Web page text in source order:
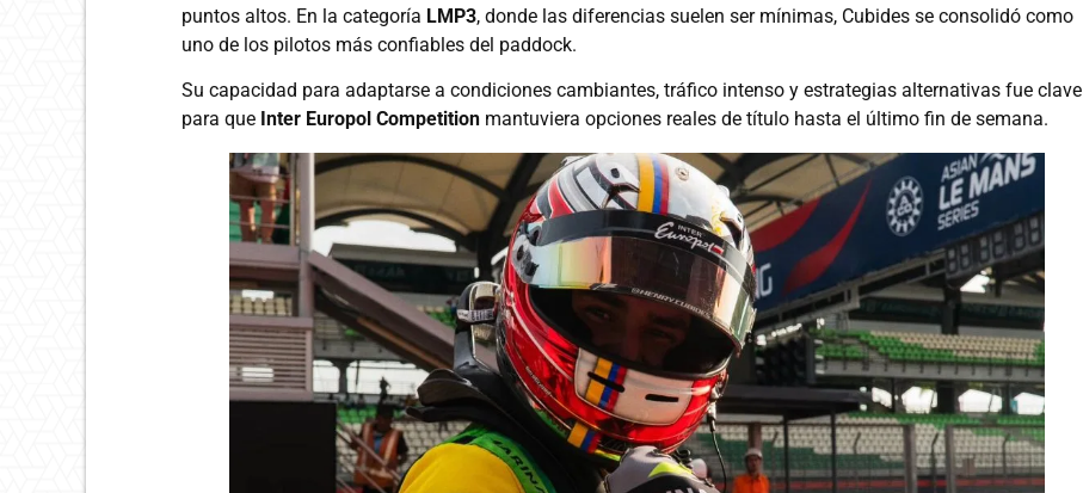
puntos altos. En la categoría LMP3, donde las diferencias suelen ser mínimas, Cubides se consolidó como
uno de los pilotos más confiables del paddock.
Su capacidad para adaptarse a condiciones cambiantes, tráfico intenso y estrategias alternativas fue clave
para que Inter Europol Competition mantuviera opciones reales de título hasta el último fin de semana.